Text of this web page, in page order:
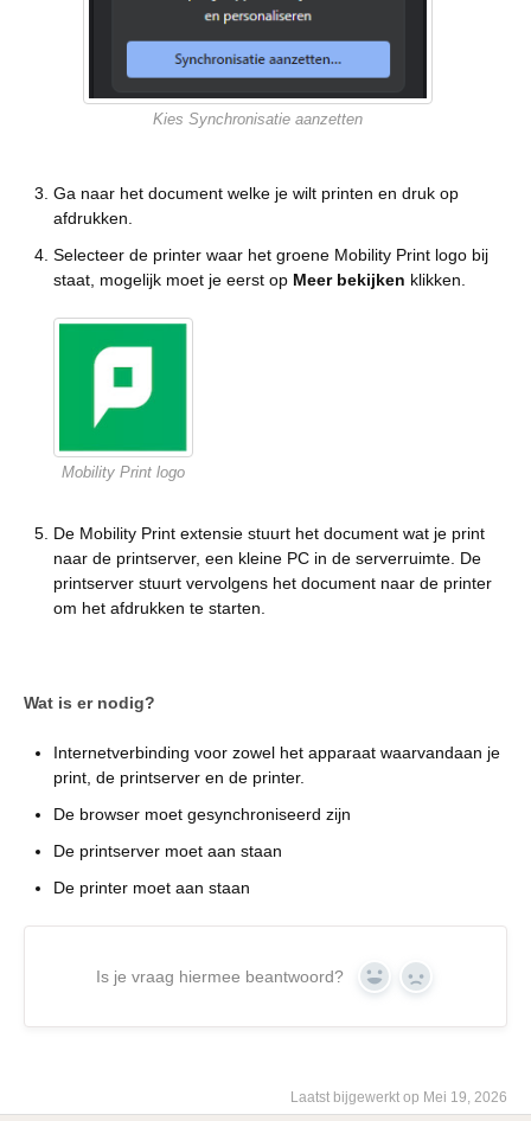
Kies Synchronisatie aanzetten
Ga naar het document welke je wilt printen en druk op
afdrukken.
Selecteer de printer waar het groene Mobility Print logo bij
staat, mogelijk moet je eerst op Meer bekijken klikken.
Mobility Print logo
De Mobility Print extensie stuurt het document wat je print
naar de printserver, een kleine PC in de serverruimte. De
printserver stuurt vervolgens het document naar de printer
om het afdrukken te starten.
Wat is er nodig?
Internetverbinding voor zowel het apparaat waarvandaan je
print, de printserver en de printer.
De browser moet gesynchroniseerd zijn
De printserver moet aan staan
De printer moet aan staan
Is je vraag hiermee beantwoord? Yes No
Laatst bijgewerkt op Mei 19, 2026